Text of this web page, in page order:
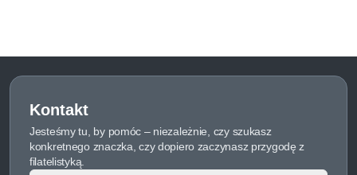
Kontakt
Jesteśmy tu, by pomóc – niezależnie, czy szukasz
konkretnego znaczka, czy dopiero zaczynasz przygodę z
filatelistyką.